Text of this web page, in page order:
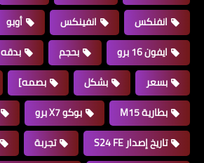
انفنكس
انفينكس أوبو
ايفون 16 برو
بحجم بدقه
بسعر
بشكل بصمه]
بطارية M15
بوكو X7 برو
تاريخ إصدار S24 FE
تجربة